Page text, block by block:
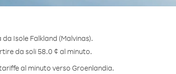
Isole Falkland (Malvinas).
da soli 58.0 ¢ al minuto.
al minuto verso Groenlandia.